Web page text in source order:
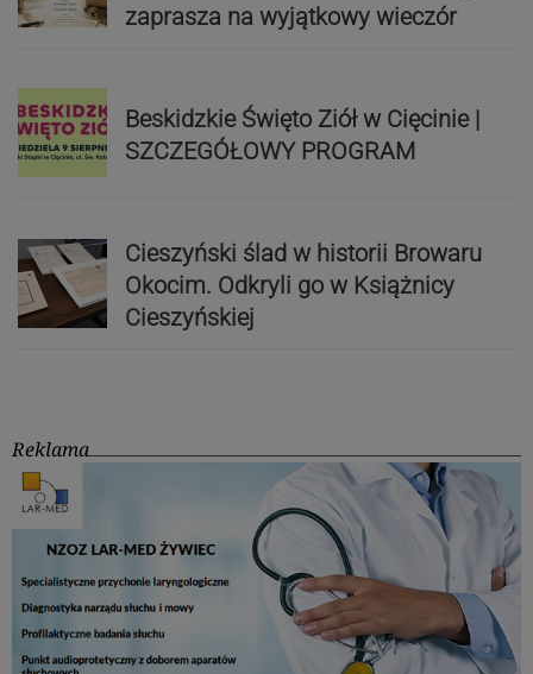
zaprasza na wyjątkowy wieczór
Beskidzkie Święto Ziół w Cięcinie |
SZCZEGÓŁOWY PROGRAM
Cieszyński ślad w historii Browaru
Okocim. Odkryli go w Książnicy
Cieszyńskiej
Reklama